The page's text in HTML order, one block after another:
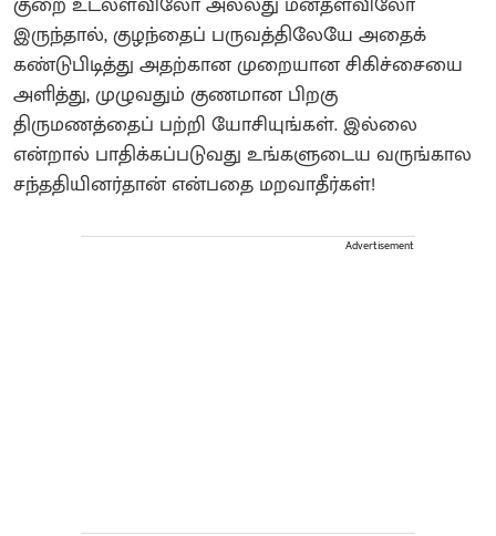
இருந்தால், குழந்தைப் பருவத்திலேயே அதைக்
கண்டுபிடித்து அதற்கான‌ முறையான சிகிச்சையை
அளித்து, முழுவதும் குணமான பிறகு
திருமணத்தைப் பற்றி யோசியுங்கள். இல்லை
என்றால் பாதிக்கப்படுவது உங்களுடைய வருங்கால
சந்ததியினர்தான் என்பதை மறவாதீர்கள்!
Advertisement